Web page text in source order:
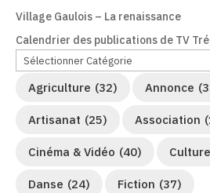
Village Gaulois – La renaissance
Calendrier des publications de TV
Agriculture (32) Annonce
Artisanat (25) Association
Cinéma & Vidéo (40)
Danse (24) Fiction (37)